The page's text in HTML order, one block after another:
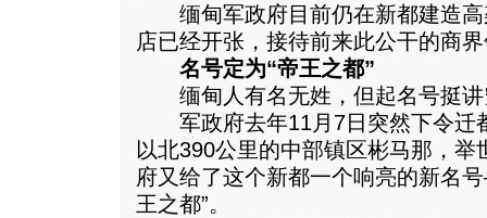
缅甸军政府目前仍在新都建造高
店已经开张，接待前来此公干的商
名号定为“帝王之都”
缅甸人有名无姓，但起名号挺讲
军政府去年11月7日突然下令迁
以北390公里的中部镇区彬马那，
府又给了这个新都一个响亮的新名
王之都”。